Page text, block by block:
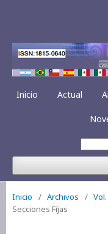
Inicio Actual
Inicio / Archivos /
Secciones Fijas